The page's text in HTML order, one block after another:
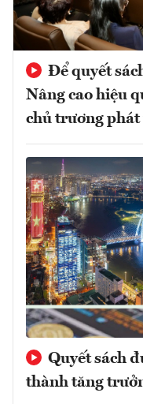
Để quyết
Nâng cao hiệu
chủ trương
Quyết sách
thành tăng